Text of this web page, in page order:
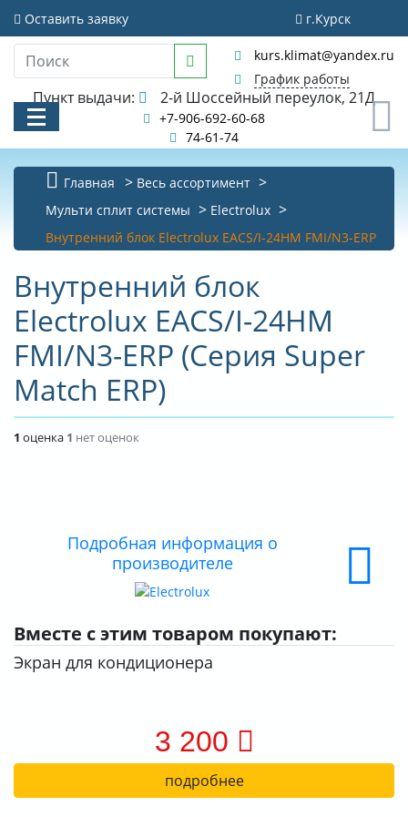
Оставить заявку г.Курск
kurs.klimat@yandex.ru
График работы
Пункт выдачи: 2-й Шоссейный переулок, 21Д
+7-906-692-60-68
74-61-74
КАТАЛОГ
АКЦИИ И РАСПРОДАЖИ
УСЛУГИ
БИБЛИОТЕКА
НОВОСТИ
КОНТАКТЫ
О КОМПАНИИ
Главная
Весь ассортимент
Мульти сплит системы
Electrolux
Внутренний блок Electrolux EACS/I-24HM FMI/N3-ERP
Внутренний блок
Electrolux EACS/I-24HM
FMI/N3-ERP (Серия Super
Match ERP)
1 оценка 1 нет оценок
Подробная информация о
производителе
Вместе с этим товаром покупают:
Экран для кондиционера
3 200
подробнее